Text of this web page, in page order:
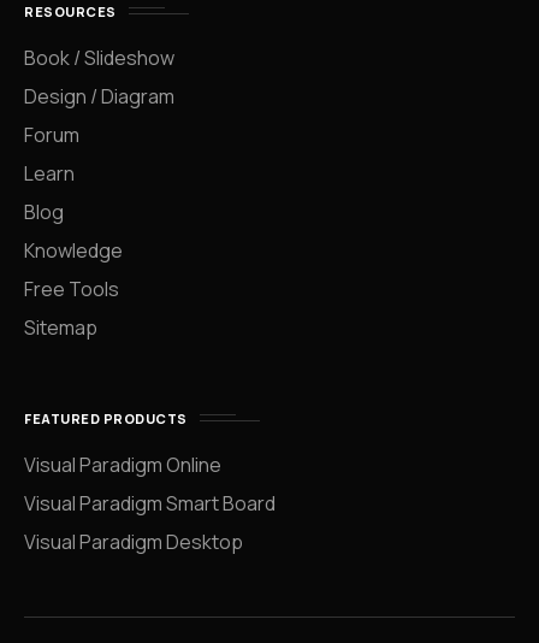
RESOURCES
Book / Slideshow
Design / Diagram
Forum
Learn
Blog
Knowledge
Free Tools
Sitemap
FEATURED PRODUCTS
Visual Paradigm Online
Visual Paradigm Smart Board
Visual Paradigm Desktop